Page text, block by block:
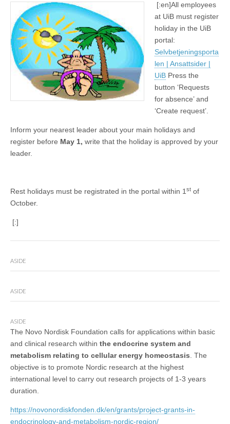
[:en]All employees
at UiB must register
holiday in the UiB
portal:
Selvbetjeningsporta
len | Ansattsider |
UiB Press the
button ‘Requests
for absence’ and
‘Create request’.
Inform your nearest leader about your main holidays and
register before May 1, write that the holiday is approved by your
leader.
Rest holidays must be registrated in the portal within 1st of
October.
[:]
ASIDE
ASIDE
ASIDE
The Novo Nordisk Foundation calls for applications within basic
and clinical research within the endocrine system and
metabolism relating to cellular energy homeostasis. The
objective is to promote Nordic research at the highest
international level to carry out research projects of 1-3 years
duration.
https://novonordiskfonden.dk/en/grants/project-grants-in-
endocrinology-and-metabolism-nordic-region/